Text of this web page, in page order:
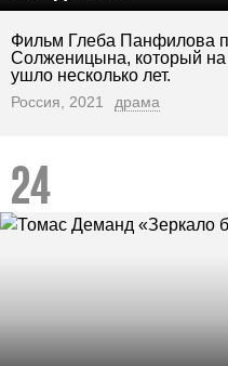
Фильм Глеба Панфилова
Солженицына, который на
ушло несколько лет.
Россия, 2021 драма